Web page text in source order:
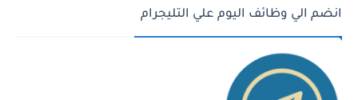
انضم الي وظائف اليوم علي التليجرام